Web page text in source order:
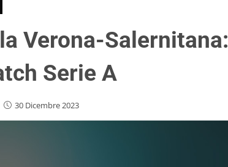
Verona-
Serie A
30 Dicembre 2023